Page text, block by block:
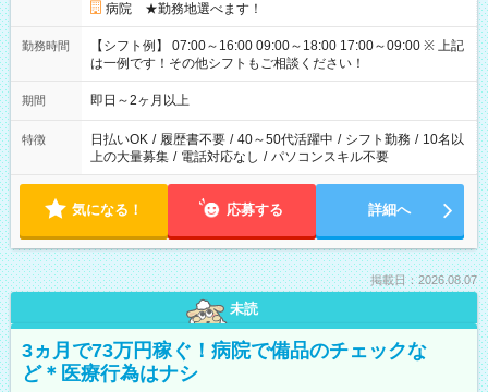
病院 ★勤務地選べます！
勤務時間
【シフト例】 07:00～16:00 09:00～18:00 17:00～09:00 ※ 上記
は一例です！その他シフトもご相談ください！
期間 即日～2ヶ月以上
特徴 日払いOK / 履歴書不要 / 40～50代活躍中 / シフト勤務 / 10名以
上の大量募集 / 電話対応なし / パソコンスキル不要
気になる！ 応募する 詳細へ
掲載日：2026.08.07
未読
3ヵ月で73万円稼ぐ！病院で備品のチェックな
ど＊医療行為はナシ